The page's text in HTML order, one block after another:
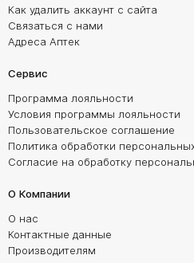
Как удалить аккаунт с сайта
Связаться с нами
Адреса Аптек
Сервис
Программа лояльности
Условия программы лояльности
Пользовательское соглашение
Политика обработки
Согласие на обработку
О Компании
О нас
Контактные данные
Производителям